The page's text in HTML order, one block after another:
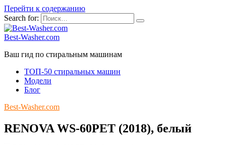
Перейти к содержанию
Search for:
Best-Washer.com
Ваш гид по стиральным машинам
ТОП-50 стиральных машин
Модели
Блог
Best-Washer.com
RENOVA WS-60PET (2018), белый